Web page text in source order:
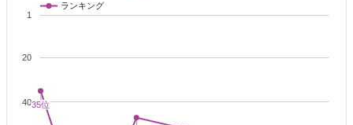
常連さんは。。。。(〃ω〃)💓
チャットで仲を深めましょお。。照
ランキング
1
20
4035位
35位